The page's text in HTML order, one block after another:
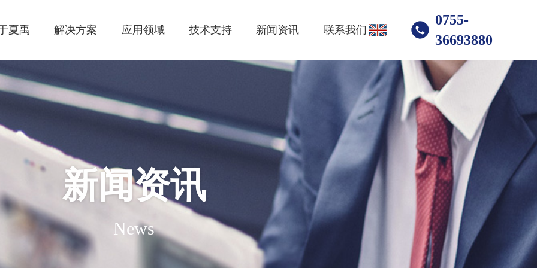
夏禹 解决方案 应用领域 技术支持 新闻资讯 联系我们
0755-
36693880
新闻资讯
News